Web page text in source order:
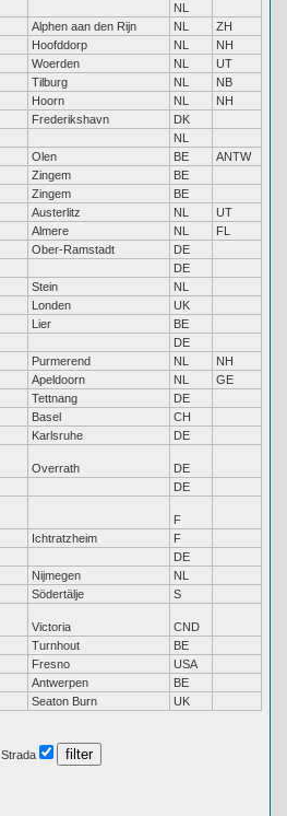
NL
Alphen aan den Rijn NL
ZH
Hoofddorp NL
NH
Woerden NL
UT
Tilburg NL
NB
Hoorn NL
NH
Frederikshavn
DK
NL
Olen BE
ANTW
Zingem
BE
Zingem
BE
Austerlitz NL
UT
Almere NL
FL
Ober-Ramstadt
DE
DE
Stein
NL
Londen
UK
Lier
BE
DE
Purmerend NL
NH
Apeldoorn NL
GE
Tettnang
DE
Basel
CH
Karlsruhe DE
Overrath
DE
DE
F
Ichtratzheim
F
DE
Nijmegen
NL
Södertälje S
Victoria
CND
Turnhout
BE
Fresno
USA
Antwerpen
BE
Seaton Burn UK
Strada